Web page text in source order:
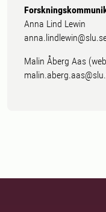
Anna Lind Lewin
Malin Åberg Aas